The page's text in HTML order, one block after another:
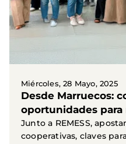
Miércoles, 28 Mayo, 2025
Desde Marruecos:
oportunidades
Junto a REMESS,
cooperativas, claves